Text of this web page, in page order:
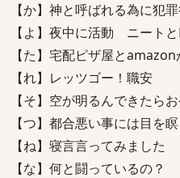
【か】神と呼ばれる為に犯
【よ】夜中に活動 ニート
【た】宅配ピザ屋と
【れ】レッツゴー！職安
【そ】空が明るんできたら
【つ】都合悪い事には目を
【ね】寝言言ってみました
【な】何と闘っているの？